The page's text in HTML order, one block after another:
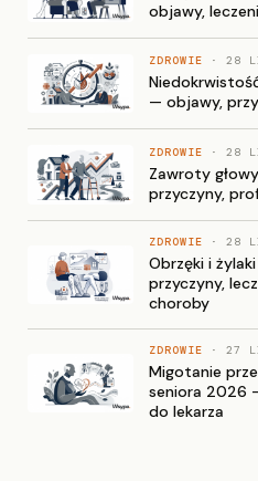
objawy,
ZDROWIE · 28
— objawy,
ZDROWIE · 28
Zawroty
przyczyny,
ZDROWIE · 28
Obrzęki i
przyczyny,
choroby
ZDROWIE · 27
Migotanie
seniora 2026
do lekarza